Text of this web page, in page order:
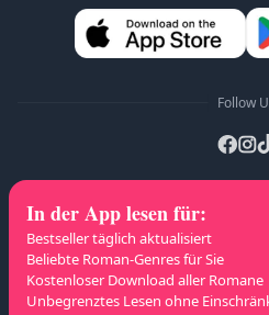
Follow
A-Z Listen: A B C
K
L M N O P
X
Y
In der App lesen für:
Bestseller täglich aktualisiert
Beliebte Roman-Genres für Sie
Kostenloser Download aller Romane
Unbegrenztes Lesen ohne